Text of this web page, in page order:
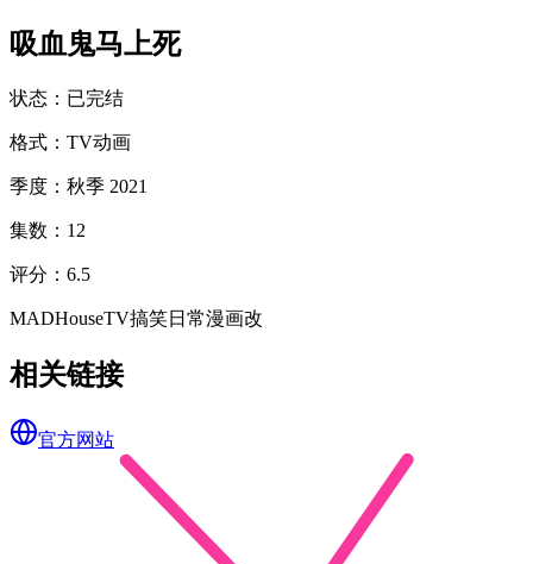
吸血鬼马上死
状态 ： 已完结
格式 ： TV动画
季度 ： 秋季 2021
集数 ： 12
评分 ： 6.5
MADHouseTV搞笑日常漫画改
相关链接
官方网站